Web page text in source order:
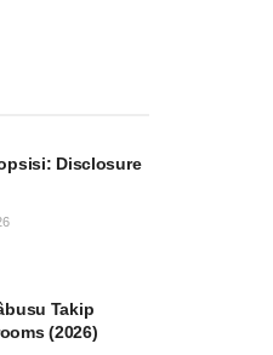
Disclosure
Takip
(2026)